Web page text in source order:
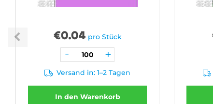
€0.04 pro Stück
Versand in: 1–2 Tagen
In den Warenkorb